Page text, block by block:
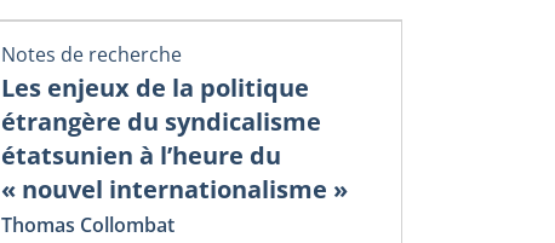
Notes de recherche
Les enjeux de la politique
étrangère du syndicalisme
étatsunien à l’heure du
« nouvel internationalisme »
Thomas Collombat